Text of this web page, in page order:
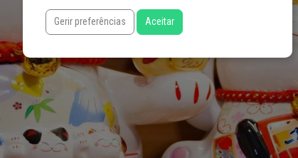
Gerir preferências Aceitar